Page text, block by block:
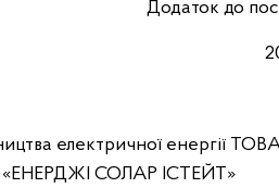
Додаток до
електричної енергії
СОЛАР ІСТЕЙТ»